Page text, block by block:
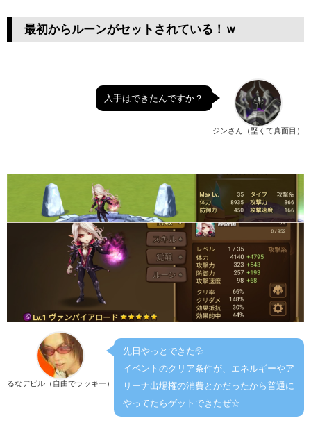
最初からルーンがセットされている！ｗ
ジンさん（堅くて真面目）
入手はできたんですか？
るなデビル（自由でラッキー）
先日やっとできた💦
イベントのクリア条件が、エネルギーやア
リーナ出場権の消費とかだったから普通に
やってたらゲットできたぜ☆